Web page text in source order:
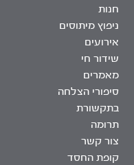
חנות
ניפוץ מיתוסים
אירועים
שידור חי
מאמרים
סיפורי הצלחה
בתקשורת
תרומה
צור קשר
קופת החסד